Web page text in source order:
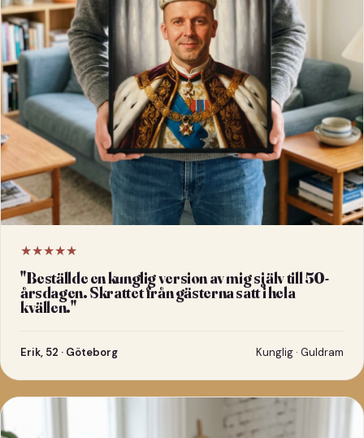
★★★★★
"Beställde en kunglig version av mig själv till 50-
årsdagen. Skrattet från gästerna satt i hela
kvällen."
Erik, 52 · Göteborg Kunglig · Guldram